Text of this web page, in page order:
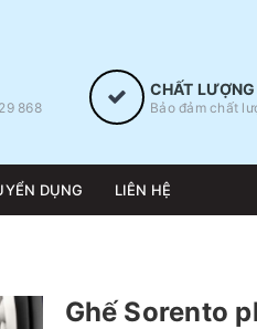
868
CHẤT LƯỢNG
Bảo đảm chất
DỤNG LIÊN HỆ
Ghế Sorento